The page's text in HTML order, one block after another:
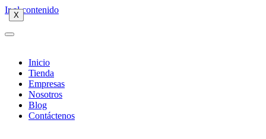
Ir al contenido
Inicio
Tienda
Empresas
Nosotros
Blog
Contáctenos
X
X
X